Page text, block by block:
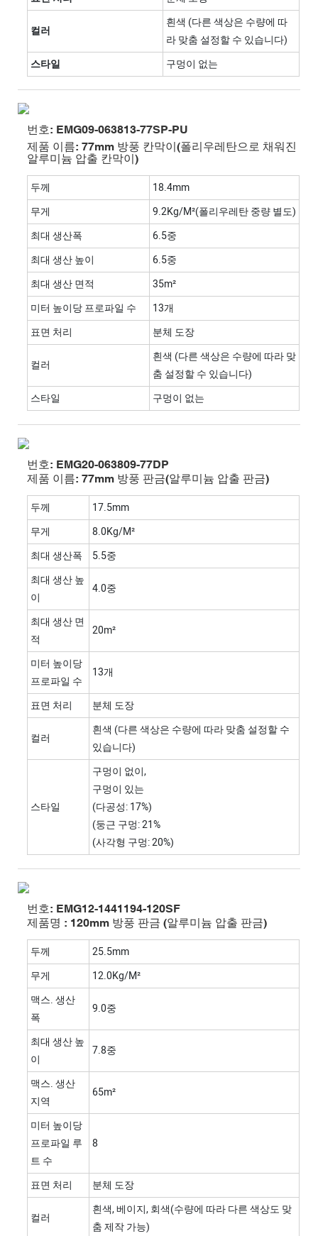
컬러
흰색 (다른 색상은 수량에 따
라 맞춤 설정할 수 있습니다)
스타일
구멍이 없는
번호: EMG09-063813-77SP-PU
제품 이름: 77mm 방풍 칸막이(폴리우레탄으로 채워진
알루미늄 압출 칸막이)
두께
18.4mm
무게
9.2Kg/m²(폴리우레탄 중량 별도)
최대 생산폭
6.5중
최대 생산 높이
6.5중
최대 생산 면적
35m²
미터 높이당 프로파일 수
13개
표면 처리
분체 도장
컬러
흰색 (다른 색상은 수량에 따라 맞
춤 설정할 수 있습니다)
스타일
구멍이 없는
번호: EMG20-063809-77DP
제품 이름: 77mm 방풍 판금(알루미늄 압출 판금)
두께
17.5mm
무게
8.0Kg/m²
최대 생산폭
5.5중
최대 생산 높
이
4.0중
최대 생산 면
적
20m²
미터 높이당
프로파일 수
13개
표면 처리 분체 도장
컬러
흰색 (다른 색상은 수량에 따라 맞춤 설정할 수
있습니다)
스타일
구멍이 없이,
구멍이 있는
(다공성: 17%)
(둥근 구멍: 21%
(사각형 구멍: 20%)
번호: EMG12-1441194-120SF
제품명 : 120mm 방풍 판금 (알루미늄 압출 판금)
두께
25.5mm
무게
12.0Kg/m²
맥스. 생산
폭
9.0중
최대 생산 높
이
7.8중
맥스. 생산
지역
65m²
미터 높이당
프로파일 루
트 수
8
표면 처리 분체 도장
컬러
흰색, 베이지, 회색(수량에 따라 다른 색상도 맞
춤 제작 가능)